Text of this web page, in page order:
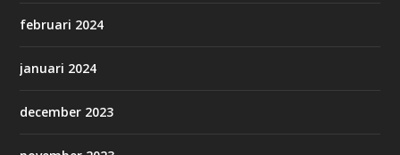
februari 2024
januari 2024
december 2023